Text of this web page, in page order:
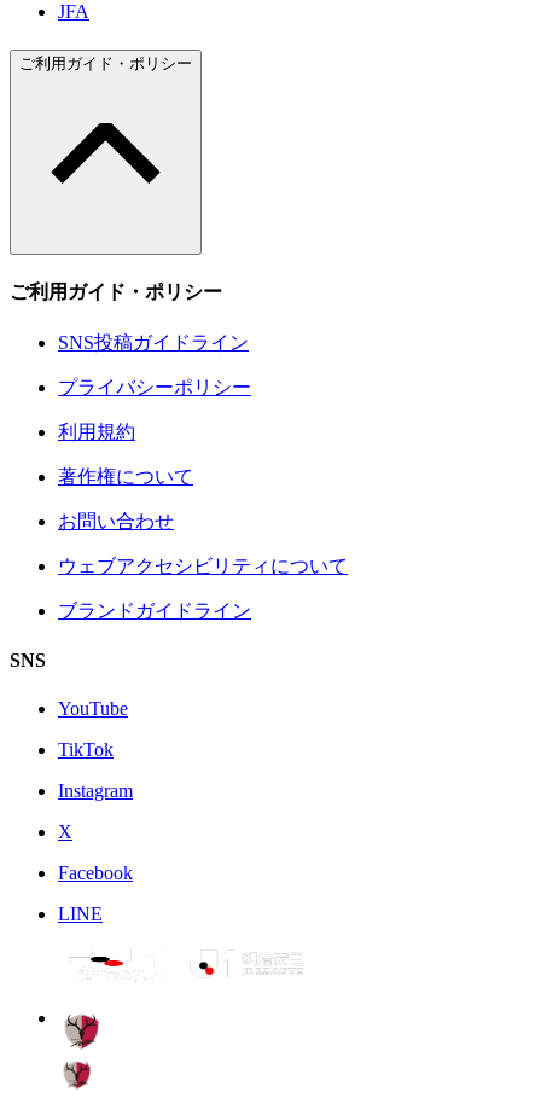
JFA
ご利用ガイド・ポリシー
ご利用ガイド・ポリシー
SNS投稿ガイドライン
プライバシーポリシー
利用規約
著作権について
お問い合わせ
ウェブアクセシビリティについて
ブランドガイドライン
SNS
YouTube
TikTok
Instagram
X
Facebook
LINE